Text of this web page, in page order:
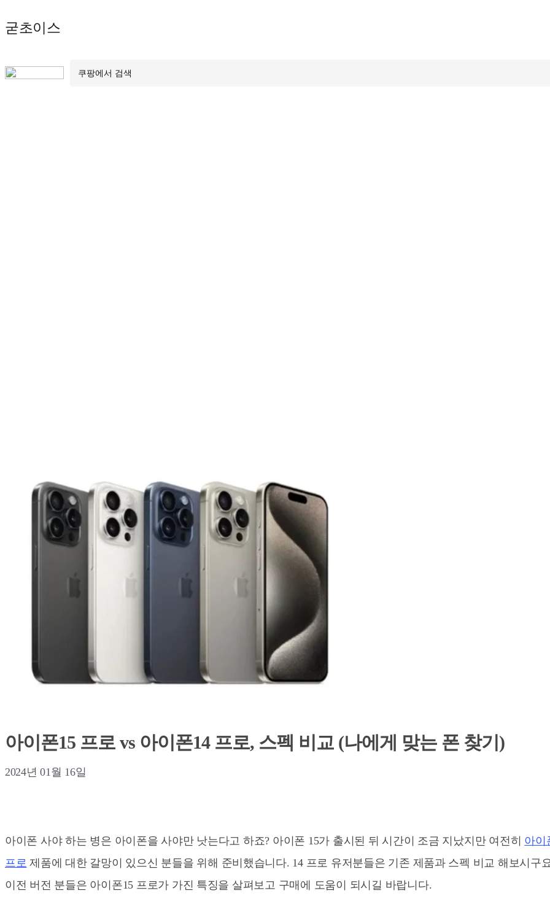
Skip
content
굳초이스
아이폰15 프로 vs 아이폰14 프로, 스펙 비교 (나에게 맞는 폰 찾기)
2024년 01월 16일
아이폰 사야 하는 병은 아이폰을 사야만 낫는다고 하죠? 아이폰 15가 출시된 뒤 시간이 조금 지났지만 여전히 아이
프로 제품에 대한 갈망이 있으신 분들을 위해 준비했습니다. 14 프로 유저분들은 기존 제품과 스펙 비교 해보시구
이전 버전 분들은 아이폰15 프로가 가진 특징을 살펴보고 구매에 도움이 되시길 바랍니다.